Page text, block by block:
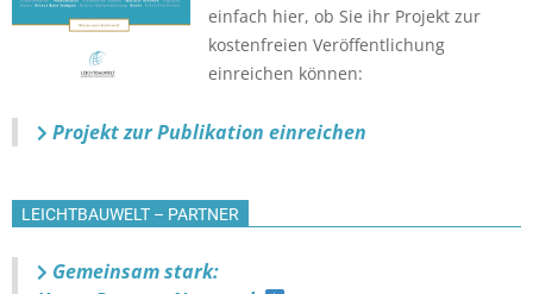
einfach hier, ob Sie ihr Projekt zur
kostenfreien Veröffentlichung
einreichen können:
Projekt zur Publikation einreichen
LEICHTBAUWELT – PARTNER
Gemeinsam stark: